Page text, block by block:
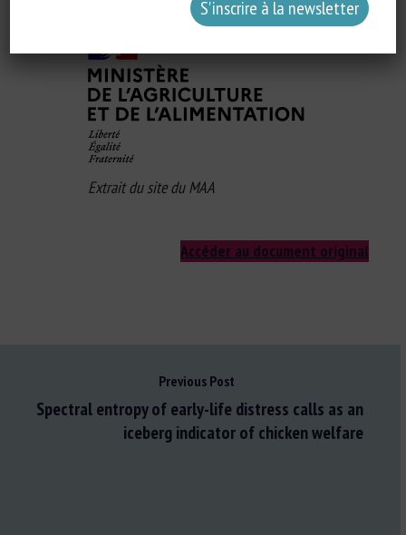
la fin du Plan national bien-être animal, soit d’ici la fin 2020.
Extrait du site du MAA
Accéder au document original
Previous Post
Spectral entropy of early-life distress calls as an
iceberg indicator of chicken welfare